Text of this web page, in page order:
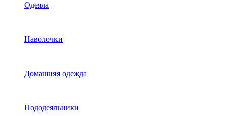
Одеяла
Наволочки
Домашняя одежда
Пододеяльники